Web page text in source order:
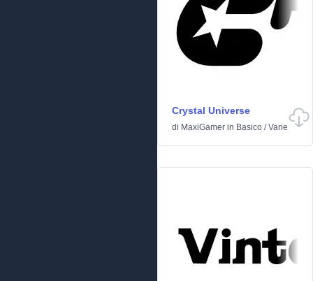
Crystal Universe
di MaxiGamer in Basico /Varie